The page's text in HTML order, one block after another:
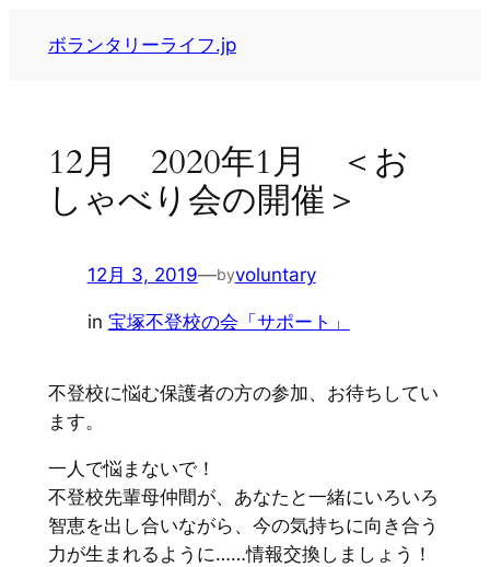
ボランタリーライフ.jp
12月 2020年1月 ＜お
しゃべり会の開催＞
12月 3, 2019—byvoluntary
in 宝塚不登校の会「サポート」
不登校に悩む保護者の方の参加、お待ちしてい
ます。
一人で悩まないで！
不登校先輩母仲間が、あなたと一緒にいろいろ
智恵を出し合いながら、今の気持ちに向き合う
力が生まれるように……情報交換しましょう！